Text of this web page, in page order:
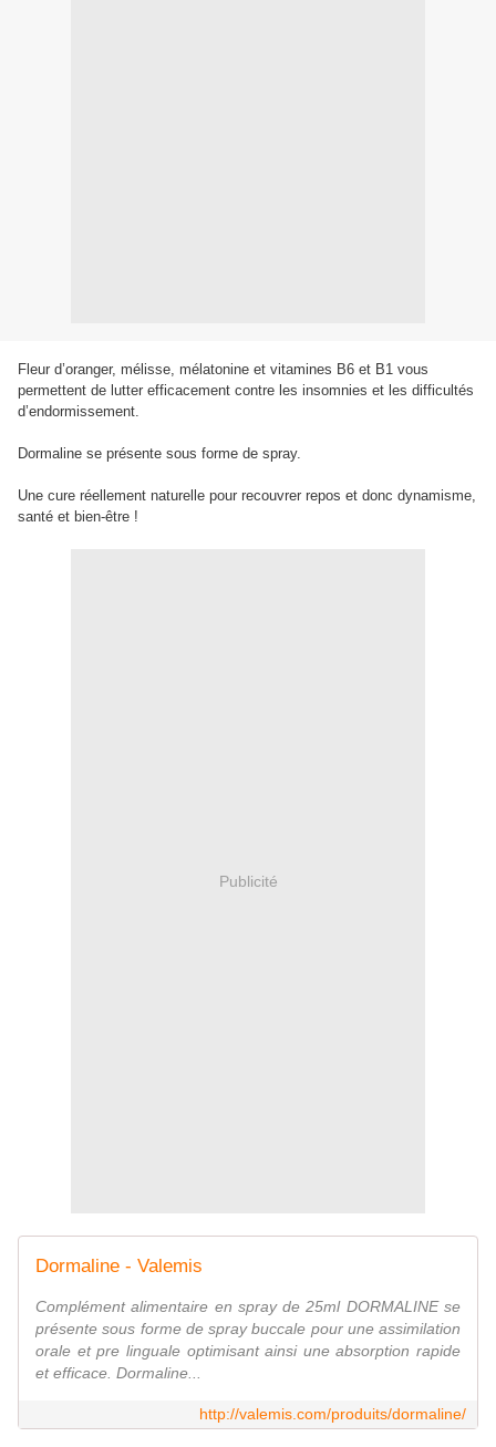
Fleur d’oranger, mélisse, mélatonine et vitamines B6 et B1 vous
permettent de lutter efficacement contre les insomnies et les difficultés
d’endormissement.
Dormaline se présente sous forme de spray.
Une cure réellement naturelle pour recouvrer repos et donc dynamisme,
santé et bien-être !
Publicité
Dormaline - Valemis
Complément alimentaire en spray de 25ml DORMALINE se
présente sous forme de spray buccale pour une assimilation
orale et pre linguale optimisant ainsi une absorption rapide
et efficace. Dormaline...
http://valemis.com/produits/dormaline/